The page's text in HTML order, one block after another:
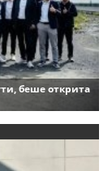
беше открита